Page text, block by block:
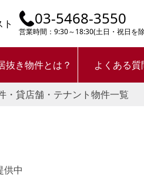
03-5468-3550
営業時間：9:30～18:30(土日・祝日を
抜き物件とは？ よくある質
・貸店舗・テナント物件一覧
供中